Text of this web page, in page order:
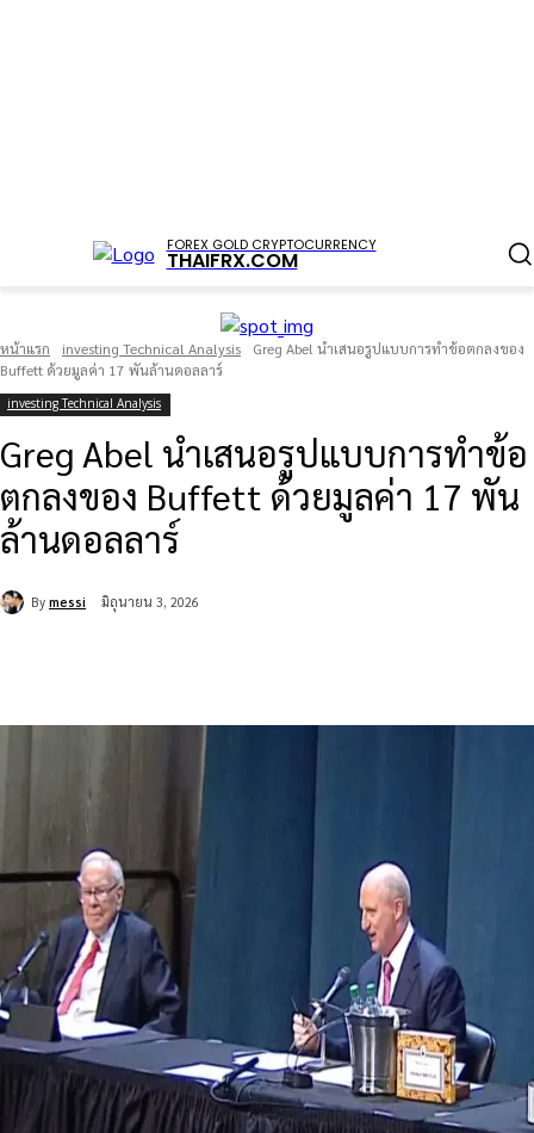
FOREX GOLD CRYPTOCURRENCY
THAIFRX.COM
หน้าแรก investing Technical Analysis
Greg Abel นำเสนอรูปแบบการทำข้อตกลงของ
Buffett ด้วยมูลค่า 17 พันล้านดอลลาร์
investing Technical Analysis
Greg Abel นำเสนอรูปแบบการทำข้อ
ตกลงของ Buffett ด้วยมูลค่า 17 พัน
ล้านดอลลาร์
By messi มิถุนายน 3, 2026